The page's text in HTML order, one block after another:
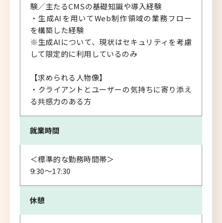
験／主たるCMSの基礎知識や導入経験
・生成AIを用いてWeb制作領域の業務フロー
を構築した経験
※生成AIについて、現状はセキュリティを考慮
して限定的に利用しているのみ
【求められる人物像】
・クライアントとユーザーの気持ちに寄り添え
る共感力のある方
就業時間
＜標準的な勤務時間帯＞
9:30～17:30
休憩